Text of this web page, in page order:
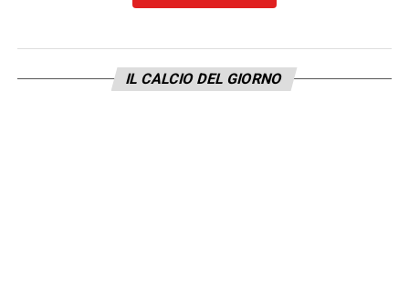
rappresentano i principali quotidiani
IL CALCIO DEL GIORNO